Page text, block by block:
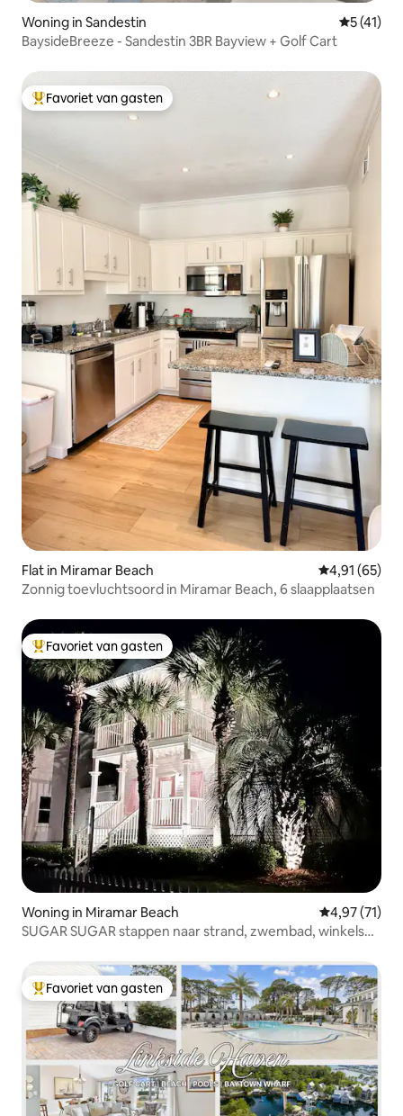
Woning in Sandestin
5 (41)
BaysideBreeze - Sandestin 3BR Bayview + Golf Cart
Topfavoriet van gasten
Favoriet van gasten
Flat in Miramar Beach Gemiddelde
4,91 (65)
Zonnig toevluchtsoord in Miramar Beach, 6 slaapplaatsen
Topfavoriet van gasten
Favoriet van gasten
Woning in Miramar Beach Gemiddelde
4,97 (71)
SUGAR SUGAR stappen naar strand, zwembad, winkels
Topfavoriet van gasten
Favoriet van gasten